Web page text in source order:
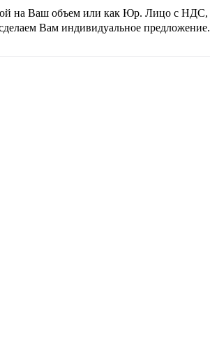
на Ваш объем или как Юр. Лицо с НДС,
Вам индивидуальное предложение.